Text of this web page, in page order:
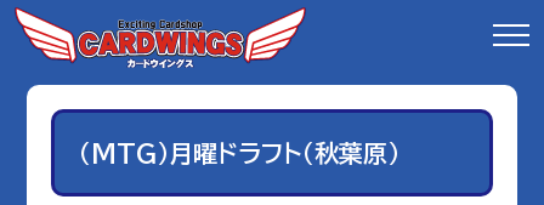
（MTG）月曜ドラフト（秋葉原）